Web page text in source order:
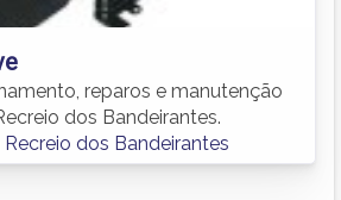
reparos e manutenção
dos Bandeirantes.
dos Bandeirantes